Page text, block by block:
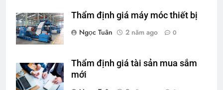
Thẩm định giá máy móc thiết bị
Ngọc Tuân
2 năm ago 0
Thẩm định giá tài sản mua sắm
mới